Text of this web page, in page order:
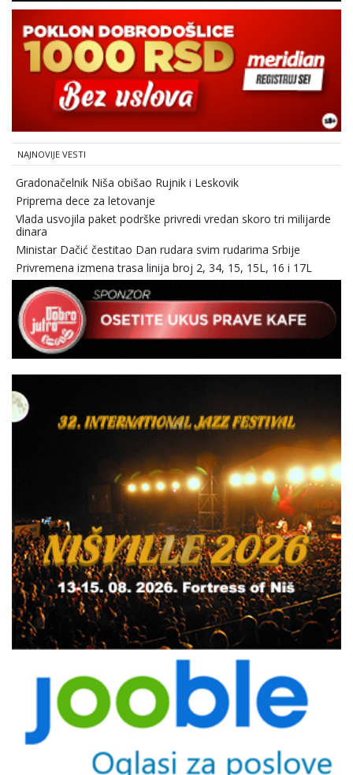
NAJNOVIJE VESTI
Gradonačelnik Niša obišao Rujnik i Leskovik
Priprema dece za letovanje
Vlada usvojila paket podrške privredi vredan skoro tri milijarde
dinara
Ministar Dačić čestitao Dan rudara svim rudarima Srbije
Privremena izmena trasa linija broj 2, 34, 15, 15L, 16 i 17L